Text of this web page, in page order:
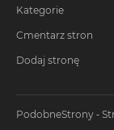
Kategorie
Cmentarz stron
Dodaj stronę
PodobneStrony -